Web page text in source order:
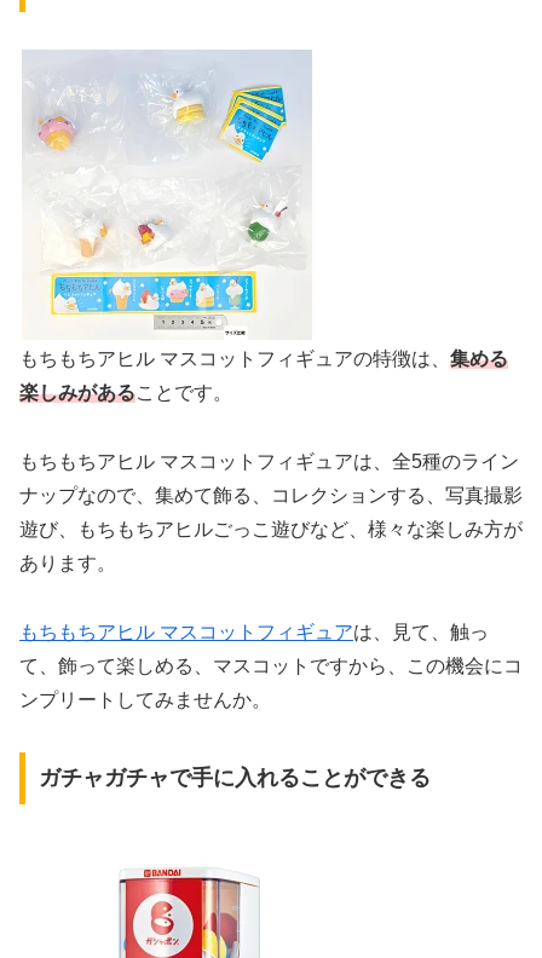
もちもちアヒル マスコットフィギュアの特徴は、 集める
楽しみがあることです。
もちもちアヒル マスコットフィギュアは、全5種のライン
ナップなので、集めて飾る、コレクションする、写真撮影
遊び、もちもちアヒルごっこ遊びなど、様々な楽しみ方が
あります。
もちもちアヒル マスコットフィギュアは、見て、触っ
て、飾って楽しめる、マスコットですから、この機会にコ
ンプリートしてみませんか。
ガチャガチャで手に入れることができる